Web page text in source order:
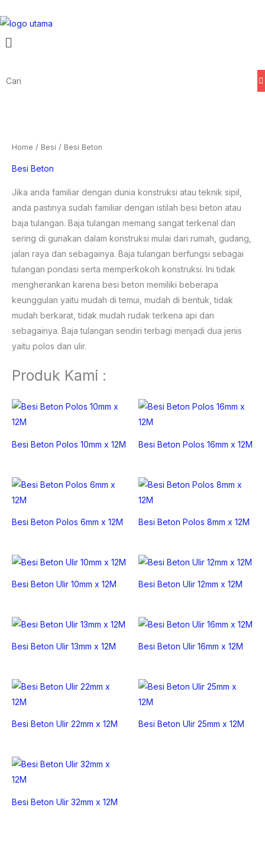
to
content
Menu
Home / Besi / Besi Beton
Besi Beton
Jika anda familiar dengan dunia konstruksi atau teknik sipil,
anda pastinya sudah familiar dengan istilah besi beton atau
baja tulangan. Baja tulangan memang sangat terkenal dan
sering di gunakan dalam konstruksi mulai dari rumah, gudang,
jalan raya dan sebagainya. Baja tulangan berfungsi sebagai
tulangan pondasi serta memperkokoh konstruksi. Ini tidak
mengherankan karena besi beton memiliki beberapa
keunggulan yaitu mudah di temui, mudah di bentuk, tidak
mudah berkarat, tidak mudah rudak terkena api dan
sebagainya. Baja tulangan sendiri terbagi menjadi dua jenis
yaitu polos dan ulir.
Produk Kami :
Besi Beton Polos 10mm x 12M Besi Beton Polos 16mm x 12M
Besi Beton Polos 6mm x 12M Besi Beton Polos 8mm x 12M
Besi Beton Ulir 10mm x 12M Besi Beton Ulir 12mm x 12M
Besi Beton Ulir 13mm x 12M Besi Beton Ulir 16mm x 12M
Besi Beton Ulir 22mm x 12M Besi Beton Ulir 25mm x 12M
Besi Beton Ulir 32mm x 12M